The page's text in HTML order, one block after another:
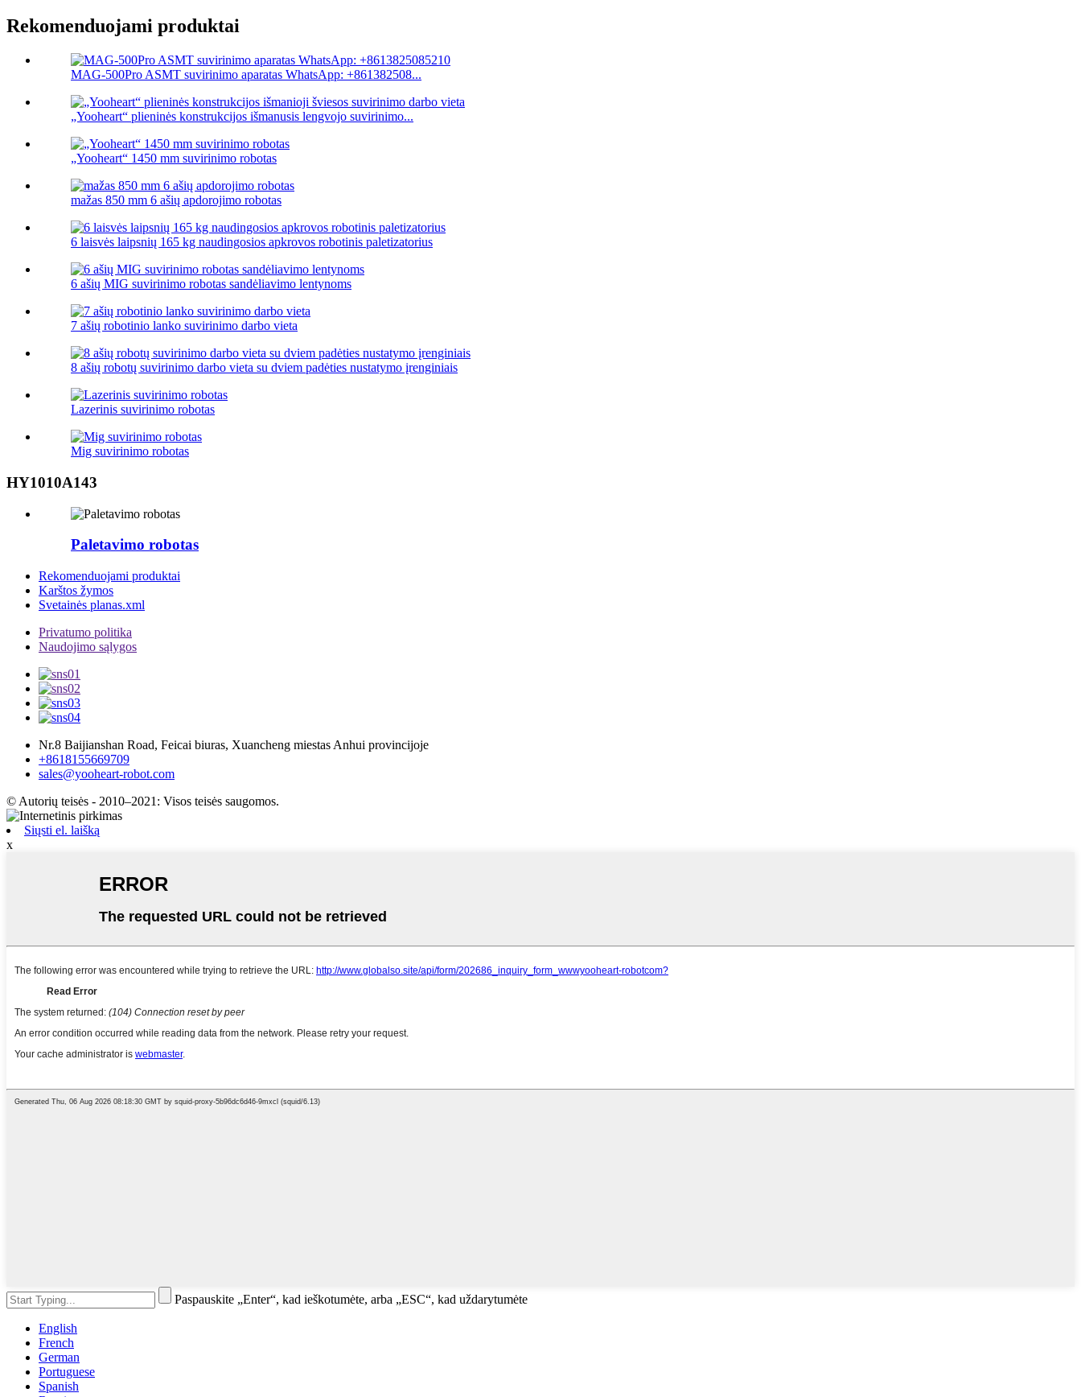
Rekomenduojami produktai
MAG-500Pro ASMT suvirinimo aparatas WhatsApp: +861382508...
„Yooheart“ plieninės konstrukcijos išmanusis lengvojo suvirinimo...
„Yooheart“ 1450 mm suvirinimo robotas
mažas 850 mm 6 ašių apdorojimo robotas
6 laisvės laipsnių 165 kg naudingosios apkrovos robotinis paletizatorius
6 ašių MIG suvirinimo robotas sandėliavimo lentynoms
7 ašių robotinio lanko suvirinimo darbo vieta
8 ašių robotų suvirinimo darbo vieta su dviem padėties nustatymo įrenginiais
Lazerinis suvirinimo robotas
Mig suvirinimo robotas
HY1010A143
Paletavimo robotas
Rekomenduojami produktai
Karštos žymos
Svetainės planas.xml
Privatumo politika
Naudojimo sąlygos
Nr.8 Baijianshan Road, Feicai biuras, Xuancheng miestas Anhui provincijoje
+8618155669709
sales@yooheart-robot.com
© Autorių teisės - 2010–2021: Visos teisės saugomos.
Siųsti el. laišką
x
Paspauskite „Enter“, kad ieškotumėte, arba „ESC“, kad uždarytumėte
English
French
German
Portuguese
Spanish